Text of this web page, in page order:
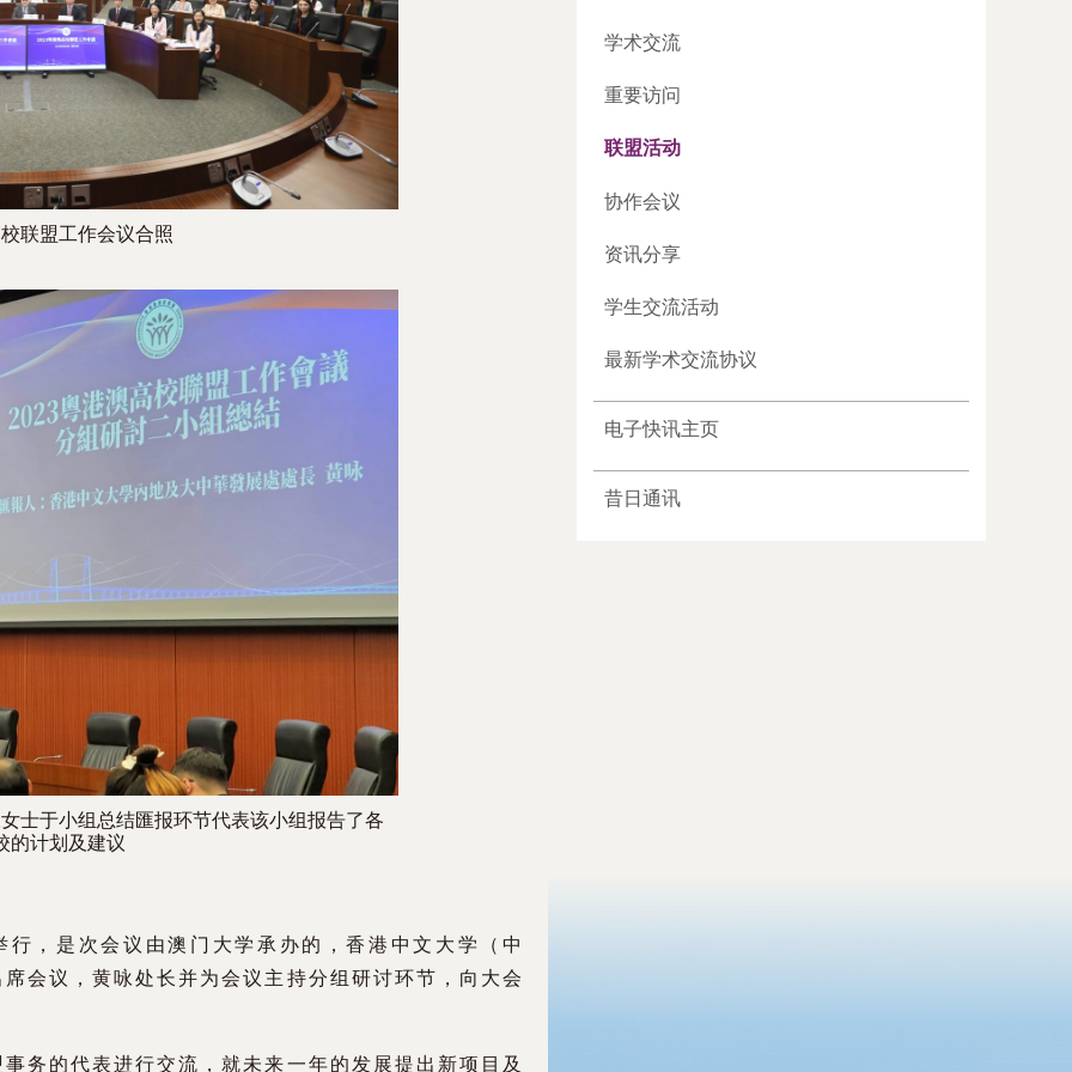
联盟工作会议合照
士于小组总结匯报环节代表该小组报告了各
的计划及建议
，是次会议由澳门大学承办的，香港中文大学（中
会议，黄咏处长并为会议主持分组研讨环节，向大会
务的代表进行交流，就未来一年的发展提出新项目及
学术交流
重要访问
联盟活动
协作会议
资讯分享
学生交流活动
最新学术交流协议
电子快讯主页
昔日通讯